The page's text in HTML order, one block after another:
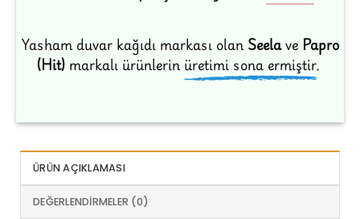
Yasham duvar kağıdı markası olanSeelave Papro
(Hit)markalı ürünlerinüretimi sona ermiştir.
ÜRÜN AÇIKLAMASI
DEĞERLENDIRMELER (0)